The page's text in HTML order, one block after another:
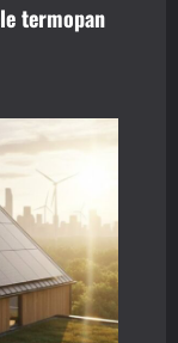
termopan